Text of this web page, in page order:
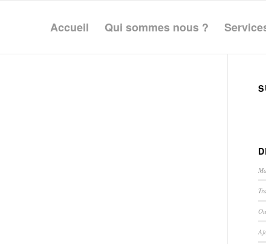
Accueil Qui sommes nous ?